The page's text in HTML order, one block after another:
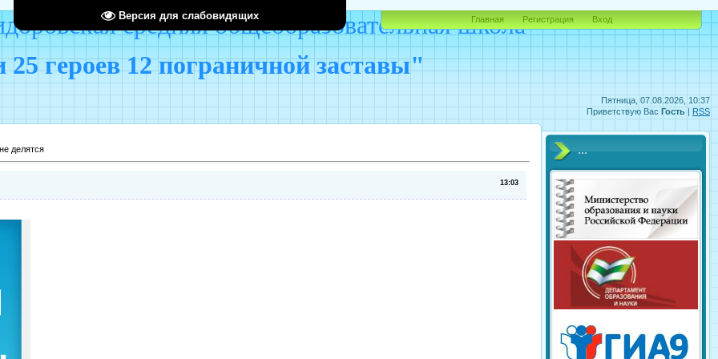
Версия для слабовидящих
Пятница, 07.08.2026, 10:37
Приветствую Вас Гость | RSS
средняя общеобразовательная школа
25 героев 12 пограничной заставы"
Главная Регистрация Вход
делятся
13:03
...